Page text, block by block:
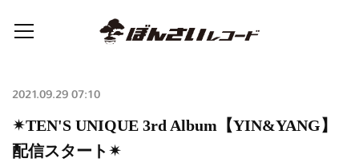
2021.09.29 07:10
✴︎TEN'S UNIQUE 3rd Album【YIN&YANG】
配信スタート✴︎